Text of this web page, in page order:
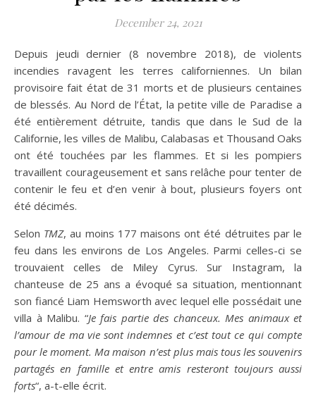
December 24, 2021
Depuis jeudi dernier (8 novembre 2018), de violents
incendies ravagent les terres californiennes. Un bilan
provisoire fait état de 31 morts et de plusieurs centaines
de blessés. Au Nord de l’État, la petite ville de Paradise a
été entièrement détruite, tandis que dans le Sud de la
Californie, les villes de Malibu, Calabasas et Thousand Oaks
ont été touchées par les flammes. Et si les pompiers
travaillent courageusement et sans relâche pour tenter de
contenir le feu et d’en venir à bout, plusieurs foyers ont
été décimés.
Selon TMZ, au moins 177 maisons ont été détruites par le
feu dans les environs de Los Angeles. Parmi celles-ci se
trouvaient celles de Miley Cyrus. Sur Instagram, la
chanteuse de 25 ans a évoqué sa situation, mentionnant
son fiancé Liam Hemsworth avec lequel elle possédait une
villa à Malibu. “Je fais partie des chanceux. Mes animaux et
l’amour de ma vie sont indemnes et c’est tout ce qui compte
pour le moment. Ma maison n’est plus mais tous les souvenirs
partagés en famille et entre amis resteront toujours aussi
forts“, a-t-elle écrit.